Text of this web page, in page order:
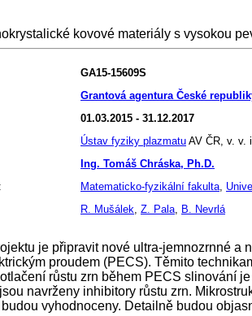
kovové materiály s vysokou
GA15-15609S
Grantová agentura České
01.03.2015 - 31.12.2017
Ústav fyziky plazmatu AV ČR, v. v.
Ing. Tomáš Chráska, Ph.D.
Matematicko-fyzikální fakulta,
R. Mušálek, Z. Pala, B. Nevrlá
je připravit nové ultra-jemnozrnné a
proudem (PECS). Těmito
růstu zrn během PECS slinování
navrženy inhibitory růstu zrn.
vyhodnoceny. Detailně budou